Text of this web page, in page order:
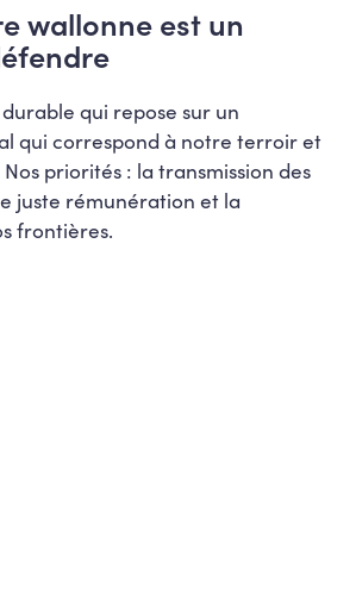
wallonne est un
qui repose sur un
qui correspond à notre terroir et
priorités : la transmission des
juste rémunération et la
frontières.